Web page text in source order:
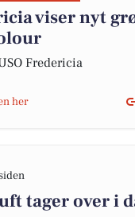
viser nyt
Fredericia
her
tager over i